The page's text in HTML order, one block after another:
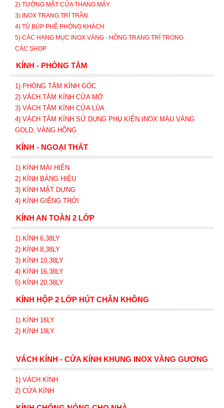
2) TƯỜNG MẶT CỬA THANG MÁY
3) INOX TRANG TRÍ TRẦN
4) TỦ BÚP PHÊ PHÒNG KHÁCH
5) CÁC HẠNG MỤC INOX VÀNG - HỒNG TRANG TRÍ TRONG
CÁC SHOP
KÍNH - PHÒNG TẮM
1) PHÒNG TẮM KÍNH GÓC
2) VÁCH TẮM KÍNH CỬA MỞ
3) VÁCH TẮM KÍNH CỬA LÙA
4) VÁCH TẮM KÍNH SỬ DỤNG PHỤ KIỆN INOX MÀU VÀNG
GOLD, VÀNG HỒNG
KÍNH - NGOẠI THẤT
1) KÍNH MÁI HIÊN
2) KÍNH BẢNG HIỆU
3) KÍNH MẶT DỰNG
4) KÍNH GIẾNG TRỜI
KÍNH AN TOÀN 2 LỚP
1) KÍNH 6,38LY
2) KÍNH 8,38LY
3) KÍNH 10,38LY
4) KÍNH 16,38LY
5) KÍNH 20,38LY
KÍNH HỘP 2 LỚP HÚT CHÂN KHÔNG
1) KÍNH 16LY
2) KÍNH 19LY
VÁCH KÍNH - CỬA KÍNH KHUNG INOX VÀNG GƯƠNG
1) VÁCH KÍNH
2) CỬA KÍNH